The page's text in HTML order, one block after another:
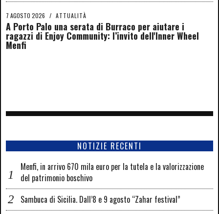
7 AGOSTO 2026 / ATTUALITÀ
A Porto Palo una serata di Burraco per aiutare i
ragazzi di Enjoy Community: l’invito dell'Inner Wheel
Menfi
NOTIZIE RECENTI
Menfi, in arrivo 670 mila euro per la tutela e la valorizzazione
del patrimonio boschivo
Sambuca di Sicilia. Dall’8 e 9 agosto “Zahar festival”